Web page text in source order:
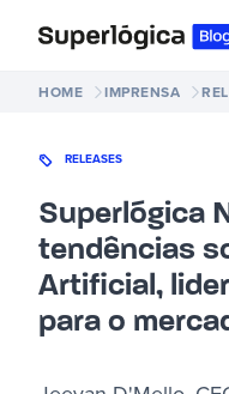
HOME IMPRENSA
RELEASES
Superlógica
tendências
Artificial,
para o